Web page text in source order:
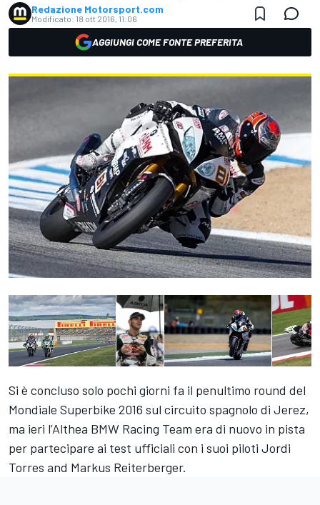
Redazione Motorsport.com
Modificato: 18 ott 2016, 11:06
AGGIUNGI COME FONTE PREFERITA
Si è concluso solo pochi giorni fa il penultimo round del
Mondiale Superbike 2016 sul circuito spagnolo di Jerez,
ma ieri l’Althea BMW Racing Team era di nuovo in pista
per partecipare ai test ufficiali con i suoi piloti Jordi
Torres and Markus Reiterberger.